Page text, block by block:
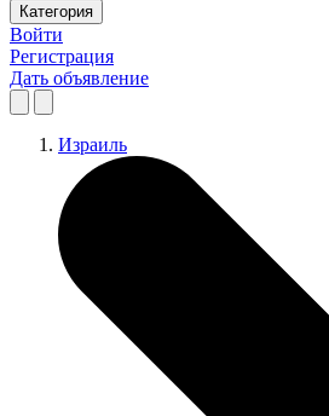
Категория
Войти
Регистрация
Дать объявление
Израиль